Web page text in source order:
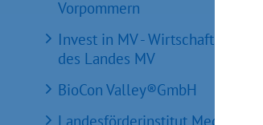
Vorpommern
Invest in MV -
des Landes MV
BioCon Valley®GmbH
Landesförderinstitut